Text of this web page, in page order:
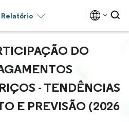
DO
- TENDÊNCIAS
E PREVISÃO (2026